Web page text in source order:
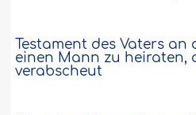
Testament des Vaters an
einen Mann zu heiraten,
verabscheut